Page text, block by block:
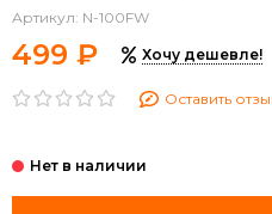
Артикул: N-100FW
499 ₽ Хочу дешевле!
Оставить